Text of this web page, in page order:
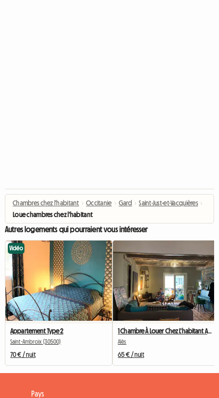
Chambres chez l'habitant › Occitanie › Gard › Saint-Just-et-Vacquières ›
Loue chambres chez l'habitant
Autres logements qui pourraient vous intéresser
Vidéo
Appartement Type 2
Saint-Ambroix (30500)
70 € / nuit
1 Chambre À Louer Chez L'habitant Avec Lit En 140
Alès
65 € / nuit
Pays